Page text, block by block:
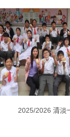
2025/2026 清淡